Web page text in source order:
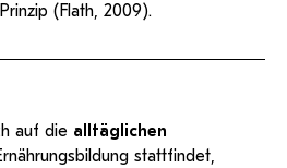
(Flath, 2009).
auf die alltäglichen
stattfindet,